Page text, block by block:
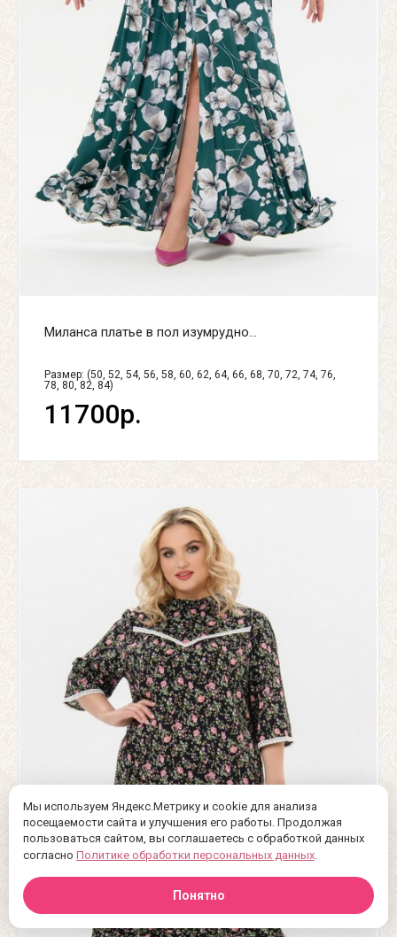
Миланса платье в пол изумрудно...
Размер: (50, 52, 54, 56, 58, 60, 62, 64, 66, 68, 70, 72, 74, 76,
78, 80, 82, 84)
11700р.
Мы используем Яндекс.Метрику и cookie для анализа
посещаемости сайта и улучшения его работы. Продолжая
пользоваться сайтом, вы соглашаетесь с обработкой данных
согласно Политике обработки персональных данных.
Понятно